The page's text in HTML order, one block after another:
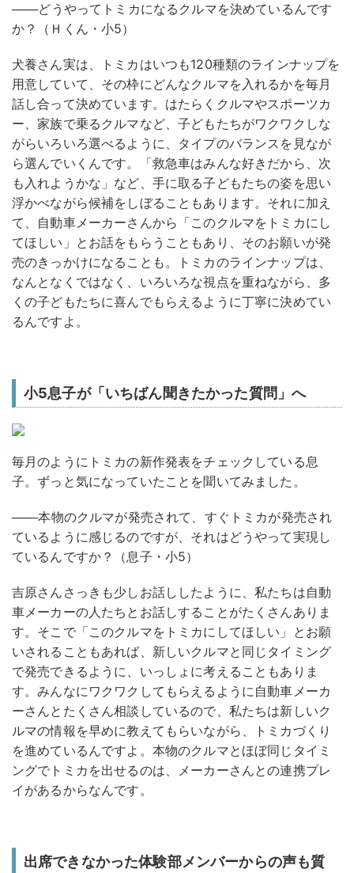
───どうやってトミカになるクルマを決めているんです
か？（Ｈくん・小5）
犬養さん実は、トミカはいつも120種類のラインナップを
用意していて、その枠にどんなクルマを入れるかを毎月
話し合って決めています。はたらくクルマやスポーツカ
ー、家族で乗るクルマなど、子どもたちがワクワクしな
がらいろいろ選べるように、タイプのバランスを見なが
ら選んでいくんです。「救急車はみんな好きだから、次
も入れようかな」など、手に取る子どもたちの姿を思い
浮かべながら候補をしぼることもあります。それに加え
て、自動車メーカーさんから「このクルマをトミカにし
てほしい」とお話をもらうこともあり、そのお願いが発
売のきっかけになることも。トミカのラインナップは、
なんとなくではなく、いろいろな視点を重ねながら、多
くの子どもたちに喜んでもらえるように丁寧に決めてい
るんですよ。
小5息子が「いちばん聞きたかった質問」へ
毎月のようにトミカの新作発表をチェックしている息
子。ずっと気になっていたことを聞いてみました。
───本物のクルマが発売されて、すぐトミカが発売され
ているように感じるのですが、それはどうやって実現し
ているんですか？（息子・小5）
吉原さん さっきも少しお話ししたように、私たちは自動
車メーカーの人たちとお話しすることがたくさんありま
す。そこで「このクルマをトミカにしてほしい」とお願
いされることもあれば、新しいクルマと同じタイミング
で発売できるように、いっしょに考えることもありま
す。みんなにワクワクしてもらえるように自動車メーカ
ーさんとたくさん相談しているので、私たちは新しいク
ルマの情報を早めに教えてもらいながら、トミカづくり
を進めているんですよ。本物のクルマとほぼ同じタイミ
ングでトミカを出せるのは、メーカーさんとの連携プレ
イがあるからなんです。
出席できなかった体験部メンバーからの声も質